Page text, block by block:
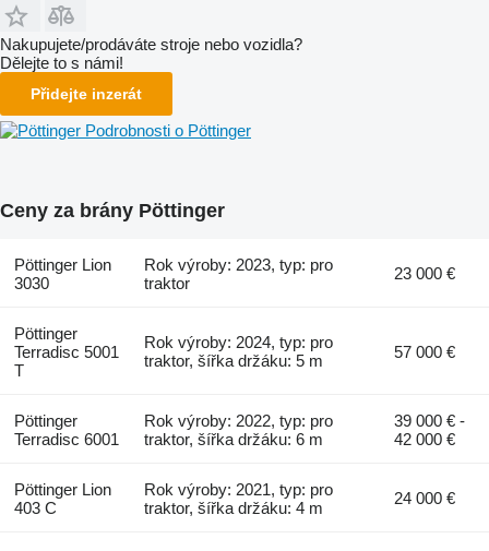
Nakupujete/prodáváte stroje nebo vozidla?
Dělejte to s námi!
Přidejte inzerát
Podrobnosti o Pöttinger
Ceny za brány Pöttinger
Pöttinger Lion
3030
Rok výroby: 2023, typ: pro
traktor
23 000 €
Pöttinger
Terradisc 5001
T
Rok výroby: 2024, typ: pro
traktor, šířka držáku: 5 m
57 000 €
Pöttinger
Terradisc 6001
Rok výroby: 2022, typ: pro
traktor, šířka držáku: 6 m
39 000 € -
42 000 €
Pöttinger Lion
403 C
Rok výroby: 2021, typ: pro
traktor, šířka držáku: 4 m
24 000 €